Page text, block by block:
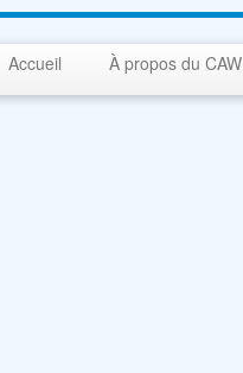
Accueil À propos du CAW